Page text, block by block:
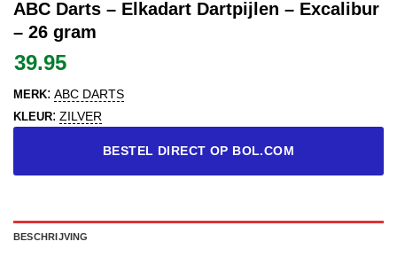
ABC Darts – Elkadart Dartpijlen – Excalibur
– 26 gram
39.95
MERK: ABC DARTS
KLEUR: ZILVER
BESTEL DIRECT OP BOL.COM
BESCHRIJVING